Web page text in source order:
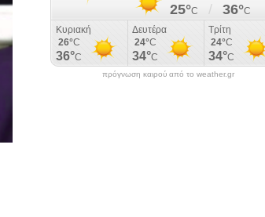
πρόγνωση καιρού από το weather.gr